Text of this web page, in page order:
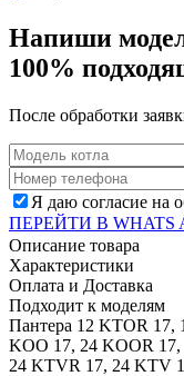
Напиши
100%
После обработки
Я даю согласие на
ПЕРЕЙТИ В WHATS
Описание товара
Характеристики
Оплата и Доставка
Подходит к моделям
Пантера 12 KTOR 17,
KOO 17, 24 KOOR
24 KTVR 17, 24 KTV